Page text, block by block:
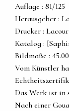
Auflage : 81/125
Herausgeber :
Drucker :
Katalog :
Bildmaße :
Vom Künstler
Das Werk ist in
Nach einer